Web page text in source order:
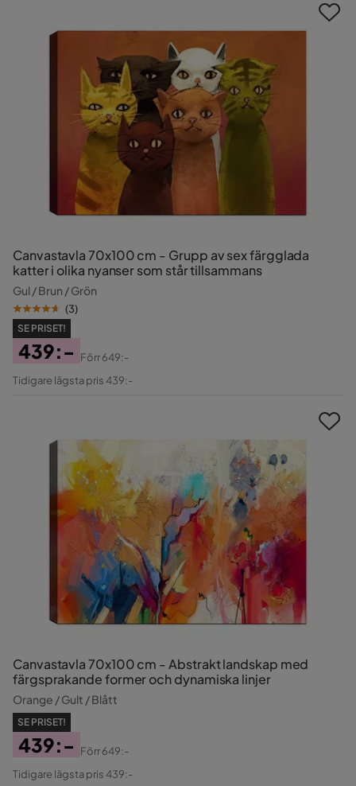
Canvastavla 70x100 cm - Grupp av sex färgglada
katter i olika nyanser som står tillsammans
Gul / Brun / Grön
(3)
SE PRISET!
Pris
439:-
Original
Förr649:-
Tidigare lägsta pris 439:-
Canvastavla 70x100 cm - Abstrakt landskap med
färgsprakande former och dynamiska linjer
Orange / Gult / Blått
SE PRISET!
Pris
439:-
Original
Förr649:-
Tidigare lägsta pris 439:-